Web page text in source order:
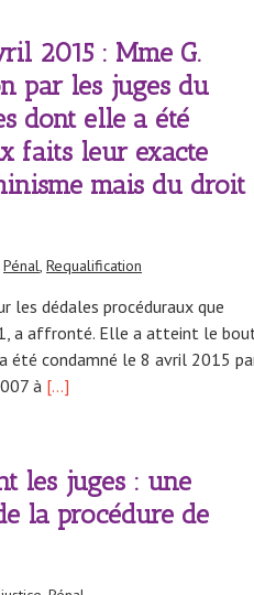
2015 : Mme G.
par les juges du
dont elle a été
faits leur exacte
mais du droit
les dédales procéduraux que
a affronté. Elle a atteint le
été condamné le 8 avril 2015
à […]
Pénal, Requalification
les juges : une
la procédure de